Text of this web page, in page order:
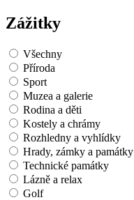
Zážitky
Všechny
Příroda
Sport
Muzea a galerie
Rodina a děti
Kostely a chrámy
Rozhledny a vyhlídky
Hrady, zámky a památky
Technické památky
Lázně a relax
Golf